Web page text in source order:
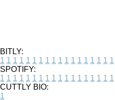
BITLY:
1 1 1 1 1 1 1 1 1 1 1 1 1 1 1 1 1 1
SPOTIFY:
1 1 1 1 1 1 1 1 1 1 1 1 1 1 1 1 1 1
CUTTLY BIO:
1